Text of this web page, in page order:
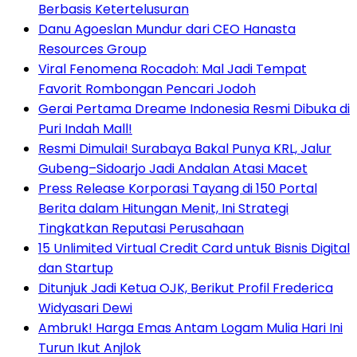
Berbasis Ketertelusuran
Danu Agoeslan Mundur dari CEO Hanasta
Resources Group
Viral Fenomena Rocadoh: Mal Jadi Tempat
Favorit Rombongan Pencari Jodoh
Gerai Pertama Dreame Indonesia Resmi Dibuka di
Puri Indah Mall!
Resmi Dimulai! Surabaya Bakal Punya KRL, Jalur
Gubeng–Sidoarjo Jadi Andalan Atasi Macet
Press Release Korporasi Tayang di 150 Portal
Berita dalam Hitungan Menit, Ini Strategi
Tingkatkan Reputasi Perusahaan
15 Unlimited Virtual Credit Card untuk Bisnis Digital
dan Startup
Ditunjuk Jadi Ketua OJK, Berikut Profil Frederica
Widyasari Dewi
Ambruk! Harga Emas Antam Logam Mulia Hari Ini
Turun Ikut Anjlok